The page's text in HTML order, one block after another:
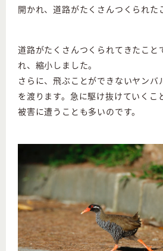
開かれ、道路がたくさんつくられた
道路がたくさんつくられてきたこと
れ、縮小しました。
さらに、飛ぶことができないヤンバ
を渡ります。急に駆け抜けていくこ
被害に遭うことも多いのです。